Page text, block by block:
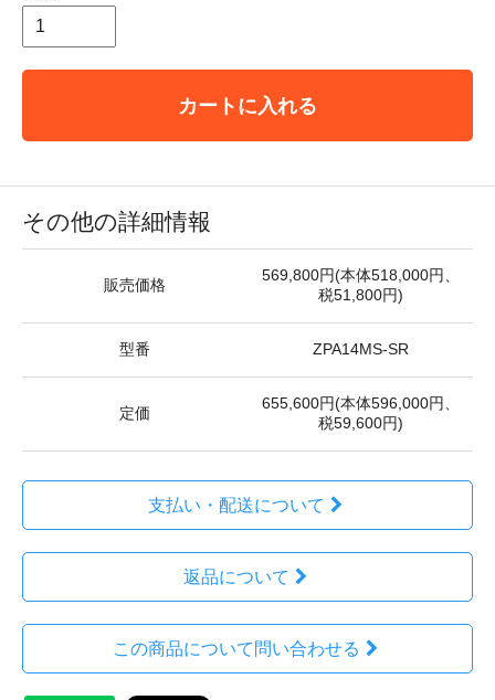
カートに入れる
その他の詳細情報
販売価格
569,800円(本体518,000円、
税51,800円)
型番 ZPA14MS-SR
定価
655,600円(本体596,000円、
税59,600円)
支払い・配送について
返品について
この商品について問い合わせる